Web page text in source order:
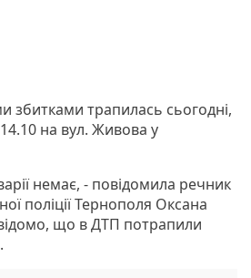
збитками трапилась сьогодні,
на вул. Живова у
немає, - повідомила речник
поліції Тернополя Оксана
що в ДТП потрапили